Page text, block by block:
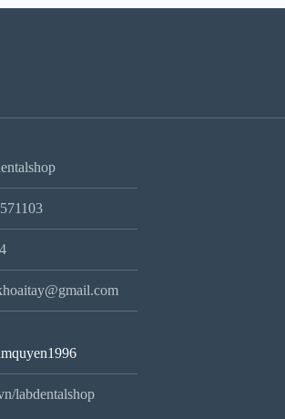
labdentalshop